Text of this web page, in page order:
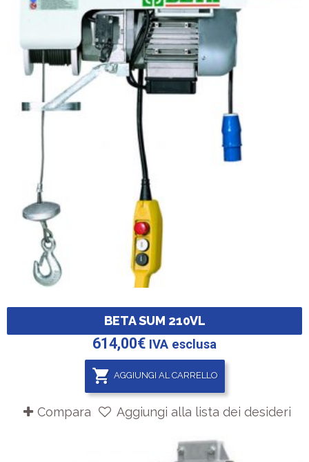
BETA SUM 210VL
614,00€ IVA esclusa
AGGIUNGI AL CARRELLO
Compara Aggiungi alla lista dei desideri